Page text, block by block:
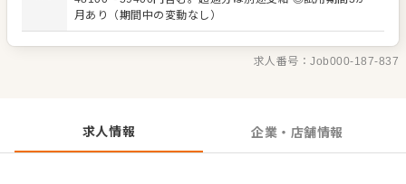
です。 ゆくゆくはさらにステップアップなどめざせます。
月あり（期間中の変動なし）
求人番号：Job000-187-837
求人情報 企業・店舗情報